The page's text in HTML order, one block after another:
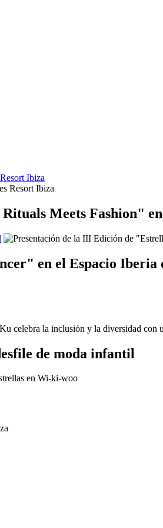
Ibiza
Meets Fashion"
en el Espacio Iberia
de moda infantil